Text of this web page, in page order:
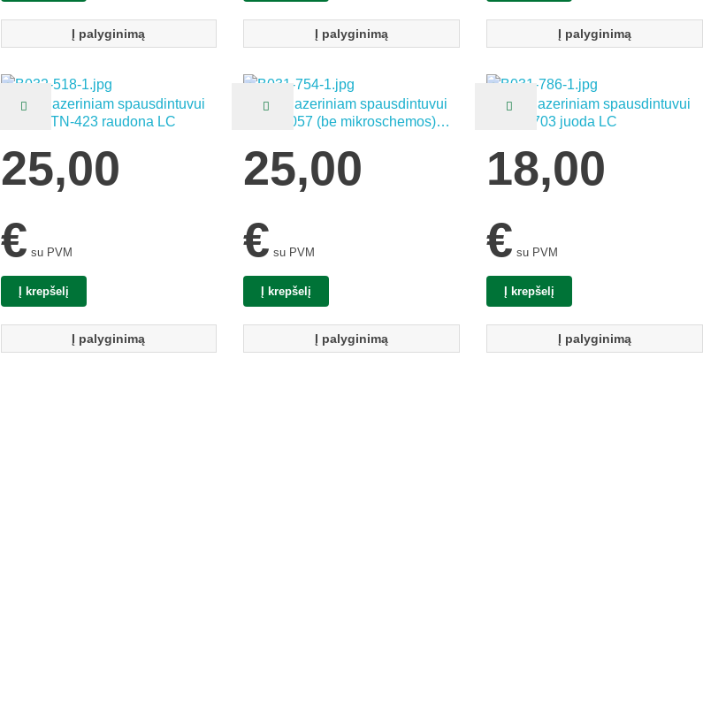
Į palyginimą Į palyginimą Į palyginimą
Kasetė lazeriniam spausdintuvui
Brother TN-423 raudona LC
25,00
€ su PVM
Į krepšelį
Į palyginimą
Kasetė lazeriniam spausdintuvui
Canon 057 (be mikroschemos)
25,00
€ su PVM
Į krepšelį
Į palyginimą
Kasetė lazeriniam spausdintuvui
Canon 703 juoda LC
18,00
€ su PVM
Į krepšelį
Į palyginimą